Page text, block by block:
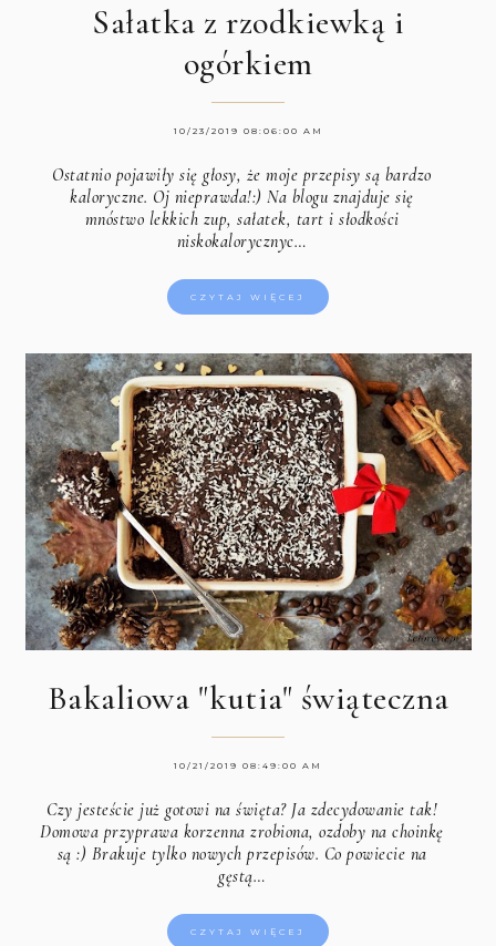
Sałatka z rzodkiewką i
ogórkiem
10/23/2019 08:06:00 AM
Ostatnio pojawiły się głosy, że moje przepisy są bardzo
kaloryczne. Oj nieprawda!:) Na blogu znajduje się
mnóstwo lekkich zup, sałatek, tart i słodkości
niskokalorycznyc…
CZYTAJ WIĘCEJ
Bakaliowa "kutia" świąteczna
10/21/2019 08:49:00 AM
Czy jesteście już gotowi na święta? Ja zdecydowanie tak!
Domowa przyprawa korzenna zrobiona, ozdoby na choinkę
są :) Brakuje tylko nowych przepisów. Co powiecie na
gęstą…
CZYTAJ WIĘCEJ